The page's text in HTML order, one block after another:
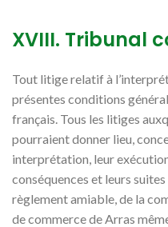
XVIII. Tribunal
Tout litige relatif à
présentes conditions
français. Tous les litiges
pourraient donner lieu,
interprétation, leur
conséquences et leurs
règlement amiable, de la
de commerce de Arras